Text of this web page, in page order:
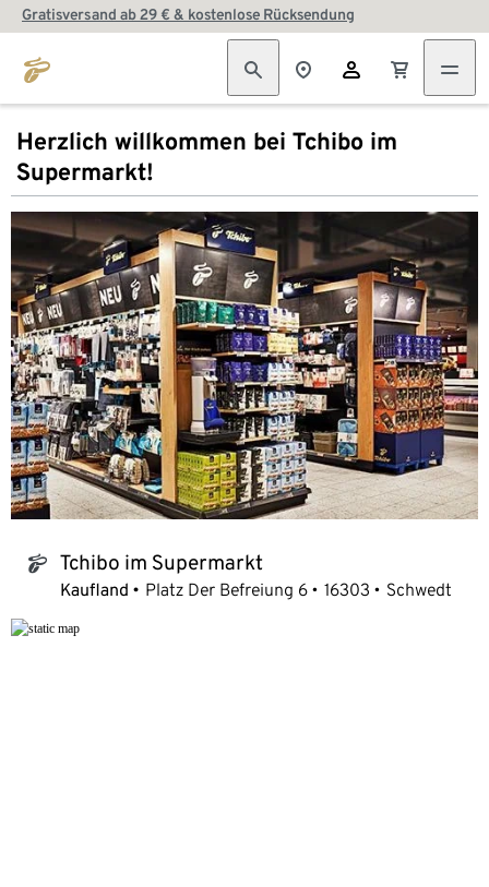
Gratisversand ab 29 € & kostenlose Rücksendung
Herzlich willkommen bei Tchibo im
Supermarkt!
tchibo_logo Tchibo im Supermarkt
Kaufland Platz Der Befreiung 6 16303 Schwedt